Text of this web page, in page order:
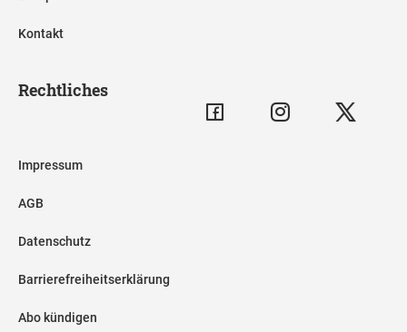
Kontakt
Rechtliches
Impressum
AGB
Datenschutz
Barrierefreiheitserklärung
Abo kündigen